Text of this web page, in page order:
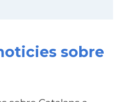
a São Lourenço
sobre